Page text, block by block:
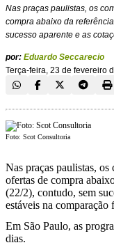
Nas praças paulistas, os
compra abaixo da
sucesso aparente e as
por: Eduardo Seccarecio
Terça-feira, 23 de fevereiro
Foto: Scot Consultoria
Nas praças paulistas,
ofertas de compra
(22/2), contudo, sem
estáveis na comparação
Em São Paulo, as
dias.